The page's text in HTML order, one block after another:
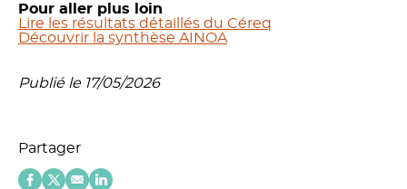
Pour aller plus loin
Lire les résultats détaillés du Céreq
Découvrir la synthèse AINOA
Publié le 17/05/2026
Partager